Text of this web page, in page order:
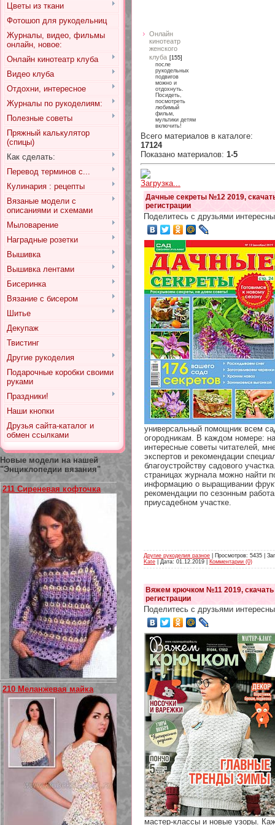
Цветы из ткани
Фотошоп для рукодельниц
Журналы, видео, фильмы
онлайн, новое:
Онлайн кинотеатр клуба
Видео клуба
Отдохни, интересное
Журналы по рукоделиям:
Полезные советы
Пряжный калькулятор
(спицы)
Как сделать:
Перевод терминов с...
Кулинария : рецепты
Вязаные модели с
описаниями и схемами
Мыловарение
Наградные розетки
Вышивка
Вышивка лентами
Бисеринка
Вязание с бисером
Шитье
Декупаж
Твистинг
Другие рукоделия
Подарочные коробки своими
руками
Праздники!
Наши кнопки
Друзья сайта-каталог и
обмен ссылками
Новые модели на нашей
"Энциклопедии вязания"
211 Сиреневая кофточка
210 Меланжевая майка
Онлайн
кинотеатр
женского
клуба [155]
после
рукодельных
подвигов
можно и
отдохнуть.
Посидеть,
посмотреть
любимый
фильм,
мультики детям
включить!
Всего материалов в каталоге:
17124
Показано материалов: 1-5
Загрузка...
Дачные секреты №12 2019,
регистрации
Поделитесь с друзьями
универсальный помощник всем
огородникам. В каждом номере:
интересные советы читателей,
экспертов и рекомендации
благоустройству садового
страницах журнала можно найти
информацию о выращивании
рекомендации по сезонным
приусадебном участке.
Другие рукоделия разное | Просмотров: 5435 |
Kate | Дата: 01.12.2019 Комментарии (0)
Вяжем крючком №11 2019, скачать
регистрации
Поделитесь с друзьями
мастер-классы и новые узоры.